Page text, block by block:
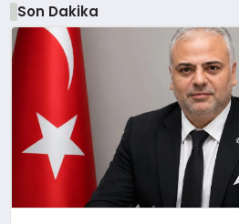
Son Dakika